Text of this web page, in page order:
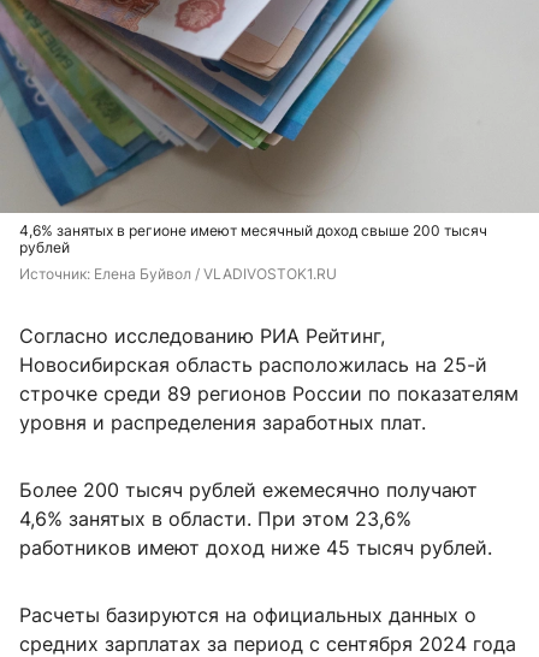
4,6% занятых в регионе имеют месячный доход свыше 200 тысяч
рублей
Источник: Елена Буйвол / VLADIVOSTOK1.RU
Согласно исследованию РИА Рейтинг,
Новосибирская область расположилась на 25-й
строчке среди 89 регионов России по показателям
уровня и распределения заработных плат.
Более 200 тысяч рублей ежемесячно получают
4,6% занятых в области. При этом 23,6%
работников имеют доход ниже 45 тысяч рублей.
Расчеты базируются на официальных данных о
средних зарплатах за период с сентября 2024 года